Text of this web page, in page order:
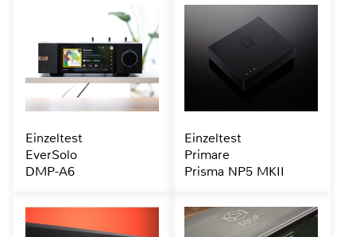
Einzeltest
EverSolo
DMP-A6
Einzeltest
Primare
Prisma NP5 MKII